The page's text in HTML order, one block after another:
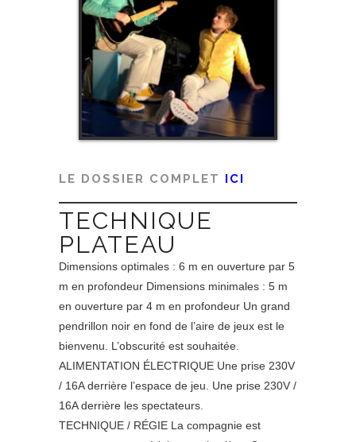
LE DOSSIER COMPLET ICI
TECHNIQUE
PLATEAU
Dimensions optimales : 6 m en ouverture par 5
m en profondeur Dimensions minimales : 5 m
en ouverture par 4 m en profondeur Un grand
pendrillon noir en fond de l’aire de jeux est le
bienvenu. L’obscurité est souhaitée.
ALIMENTATION ÉLECTRIQUE Une prise 230V
/ 16A derrière l’espace de jeu. Une prise 230V /
16A derrière les spectateurs.
TECHNIQUE / RÉGIE La compagnie est